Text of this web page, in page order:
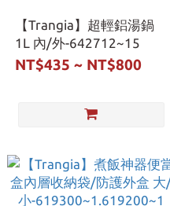
【Trangia】超輕鋁湯鍋
1L 內/外-642712~15
NT$435 ~ NT$800